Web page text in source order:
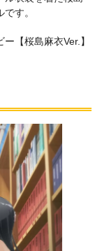
す。
【桜島麻衣Ver.】